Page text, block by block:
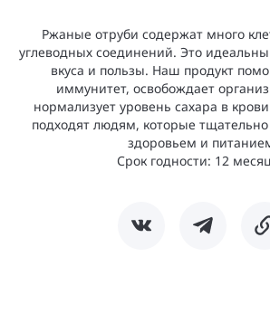
Ржаные отруби содержат много
углеводных соединений. Это
вкуса и пользы. Наш продукт
иммунитет, освобождает
нормализует уровень сахара в
подходят людям, которые тщательно
здоровьем и
Срок годности: 12